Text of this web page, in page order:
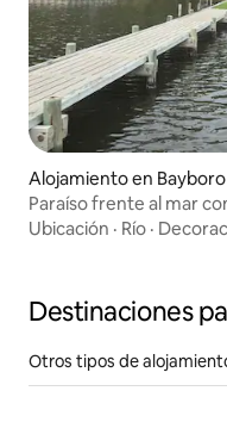
Alojamiento en Bayboro
Paraíso frente al mar
Ubicación · Río ·
Destinaciones
Otros tipos de